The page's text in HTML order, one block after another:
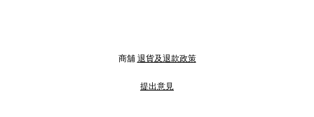
商舖 退貨及退款政策
提出意見